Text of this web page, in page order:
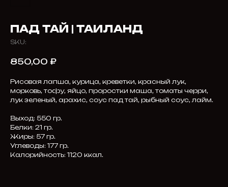
ПАД ТАЙ | ТАИЛАНД
SKU:
850,00 ₽
Рисовая лапша, курица, креветки, красный лук,
морковь, тофу, яйцо, проростки маша, томаты черри,
лук зеленый, арахис, соус пад тай, рыбный соус, лайм.
Выход: 550 гр.
Белки: 21 гр.
Жиры: 57 гр.
Углеводы: 177 гр.
Калорийность: 1120 ккал.